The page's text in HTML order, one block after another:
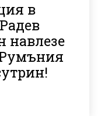
в
навлезе